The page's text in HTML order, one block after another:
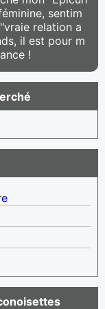
sentim
relation a
il est pour m
!